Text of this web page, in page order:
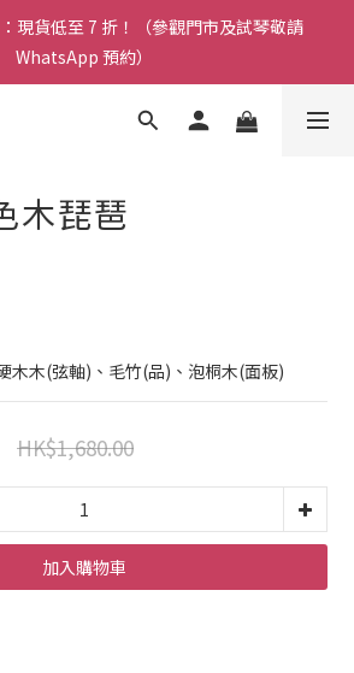
：$200 試堂優惠（包樂器借用）
現貨低至 7 折！（參觀門市及試琴敬請
WhatsApp 預約）
：$200 試堂優惠（包樂器借用）
木琵琶
)、硬木木(弦軸)、毛竹(品)、泡桐木(面板)
HK$1,680.00
加入購物車